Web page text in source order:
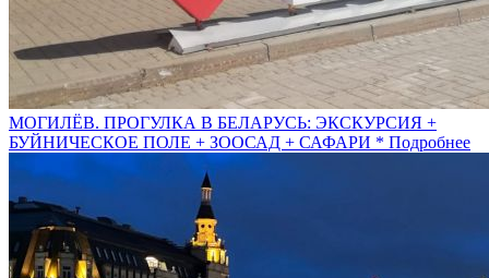
МОГИЛЁВ. ПРОГУЛКА В БЕЛАРУСЬ: ЭКСКУРСИЯ +
БУЙНИЧЕСКОЕ ПОЛЕ + ЗООСАД + САФАРИ * Подробнее